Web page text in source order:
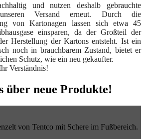
und nutzen deshalb gebrauchte
Versand erneut. Durch die
von Kartonagen lassen sich etwa 45
einsparen, da der Großteil der
Herstellung der Kartons entsteht. Ist ein
noch in brauchbarem Zustand, bietet er
Schutz, wie ein neu gekaufter.
Verständnis!
über neue Produkte!
von Tentco mit Schere im Fußbereich.